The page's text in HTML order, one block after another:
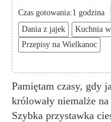
Czas gotowania:1 godzina
Dania z jajek
Kuchnia
Przepisy na Wielkanoc
Pamiętam czasy, gdy
królowały niemalże
Szybka przystawka